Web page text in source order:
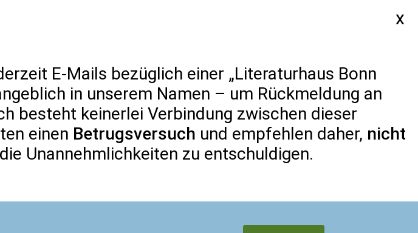
ÜBER UNS
E-Mails bezüglich einer „Literaturhaus Bonn
in unserem Namen – um Rückmeldung an
besteht keinerlei Verbindung zwischen dieser
einen Betrugsversuch und empfehlen daher, nicht
Unannehmlichkeiten zu entschuldigen.